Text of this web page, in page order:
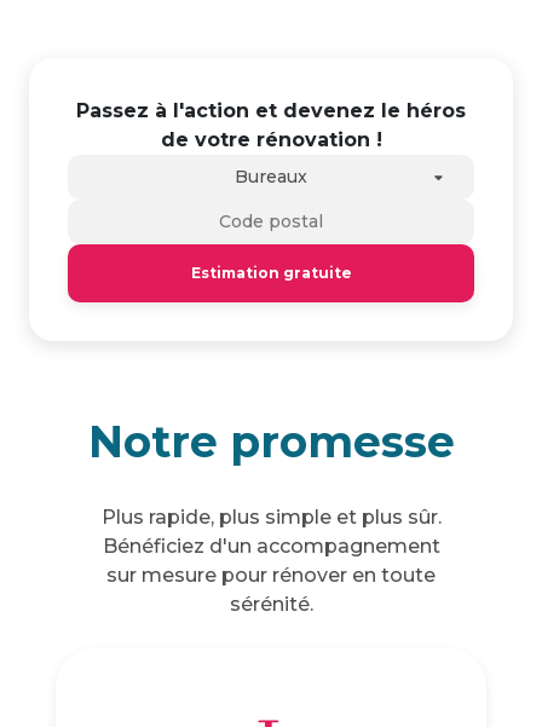
Passez à l'action et devenez le héros
de votre rénovation !
Bureaux
Estimation gratuite
Notre promesse
Plus rapide, plus simple et plus sûr.
Bénéficiez d'un accompagnement
sur mesure pour rénover en toute
sérénité.